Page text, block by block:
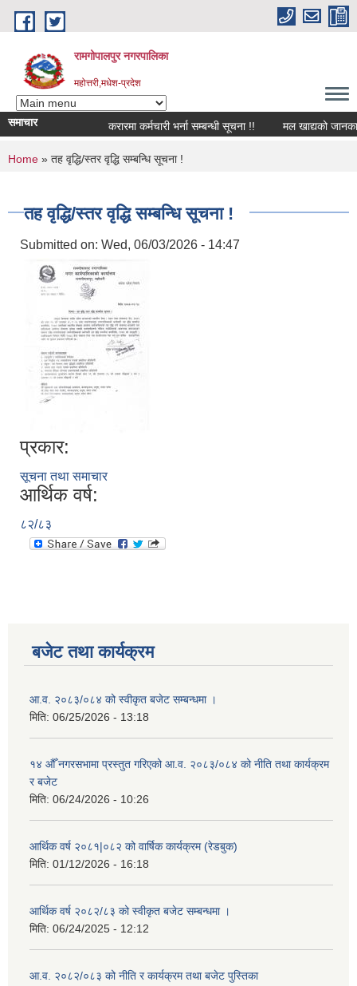
Skip to main content
रामगोपालपुर नगरपालिका
महोत्तरी,मधेश-प्रदेश
समाचार करारमा कर्मचारी भर्ना सम्बन्धी सूचना !! मल खाद्यको
You are here
Home » तह वृद्धि/स्तर वृद्धि सम्बन्धि सूचना !
तह वृद्धि/स्तर वृद्धि सम्बन्धि सूचना !
Submitted on: Wed, 06/03/2026 - 14:47
प्रकार:
सूचना तथा समाचार
आर्थिक वर्ष:
८२/८३
बजेट तथा कार्यक्रम
आ.व. २०८३/०८४ को स्वीकृत बजेट सम्बन्धमा ।
मिति: 06/25/2026 - 13:18
१४ औँ नगरसभामा प्रस्तुत गरिएको आ.व. २०८३/०८४ को नीति तथा कार्यक्रम
र बजेट
मिति: 06/24/2026 - 10:26
आर्थिक वर्ष २०८१|०८२ को वार्षिक कार्यक्रम (रेडबुक)
मिति: 01/12/2026 - 16:18
आर्थिक वर्ष २०८२/८३ को स्वीकृत बजेट सम्बन्धमा ।
मिति: 06/24/2025 - 12:12
आ.व. २०८२/०८३ को नीति र कार्यक्रम तथा बजेट पुस्तिका